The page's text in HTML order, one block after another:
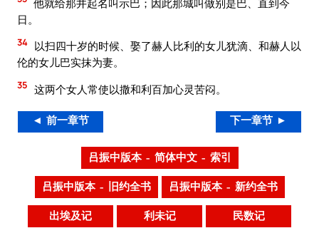
日。
34 以扫四十岁的时候、娶了赫人比利的女儿犹滴、和赫人以
伦的女儿巴实抹为妻。
35 这两个女人常使以撒和利百加心灵苦闷。
◄ 前一章节 下一章节 ►
吕振中版本 – 简体中文 – 索引
吕振中版本 – 旧约全书 吕振中版本 – 新约全书
出埃及记 利未记 民数记